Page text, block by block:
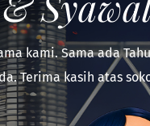
kami. Sama ada
Terima kasih atas